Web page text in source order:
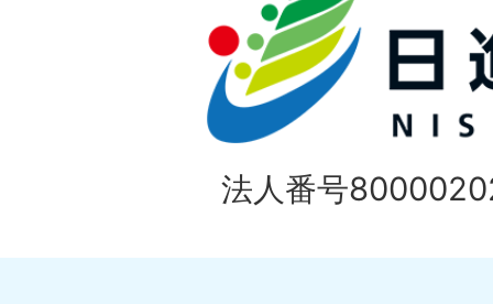
ス
ラ
イ
ド
1
枚
目
の
法人番号